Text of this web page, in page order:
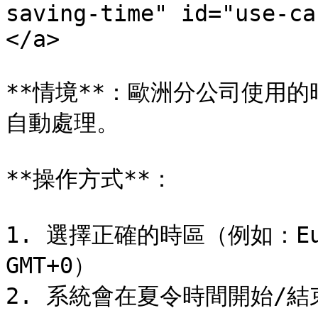
saving-time" id="use-
</a>
**情境**：歐洲分公司使用的
自動處理。
**操作方式**：
1. 選擇正確的時區（例如：
GMT+0）
2. 系統會在夏令時間開始/結